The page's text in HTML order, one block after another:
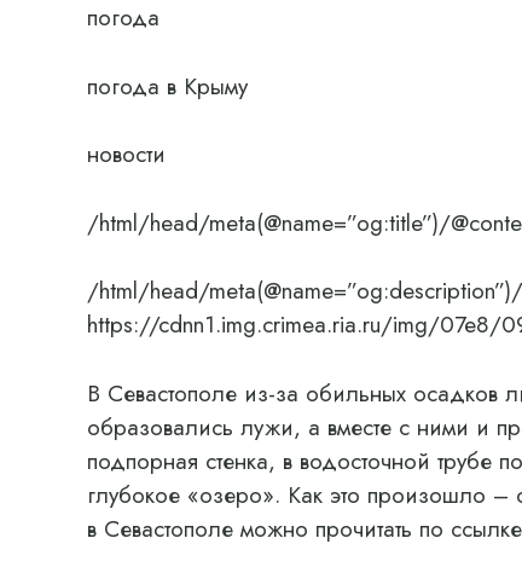
погода
погода в Крыму
новости
/html/head/meta(@name=”og:title”)/
/html/head/
https://cdnn1.img.crimea.ria.ru/img/
В Севастополе из-за обильных осадков
образовались лужи, а вместе с ними и
подпорная стенка, в водосточной трубе
глубокое «озеро». Как это произошло
в Севастополе можно прочитать по